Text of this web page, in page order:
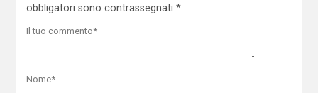
obbligatori sono contrassegnati *